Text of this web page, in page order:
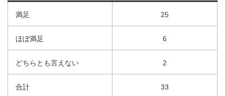
満足 25
ほぼ満足 6
どちらとも言えない 2
合計 33